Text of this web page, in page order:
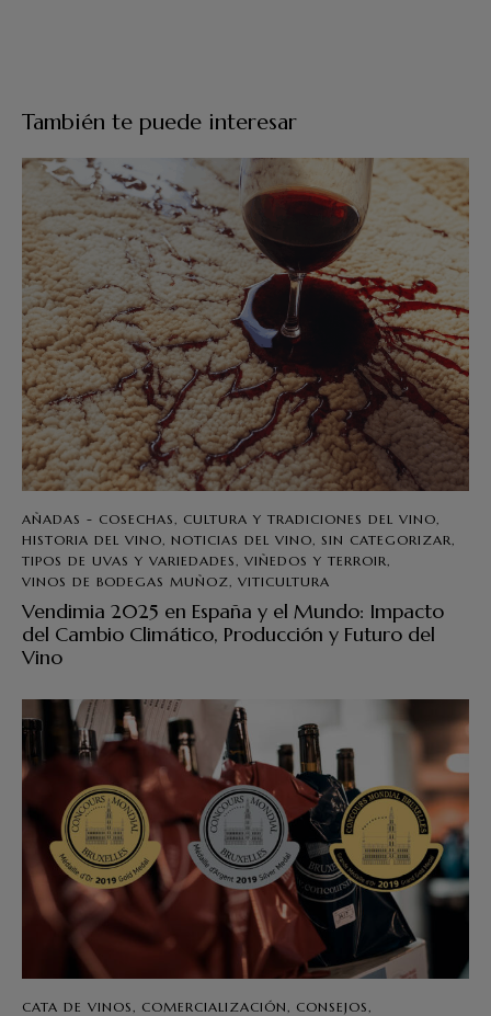
También te puede interesar
AÑADAS - COSECHAS, CULTURA Y TRADICIONES DEL VINO,
HISTORIA DEL VINO, NOTICIAS DEL VINO, SIN CATEGORIZAR,
TIPOS DE UVAS Y VARIEDADES, VIÑEDOS Y TERROIR,
VINOS DE BODEGAS MUÑOZ, VITICULTURA
Vendimia 2025 en España y el Mundo: Impacto
del Cambio Climático, Producción y Futuro del
Vino
CATA DE VINOS COMERCIALIZACIÓN CONSEJOS